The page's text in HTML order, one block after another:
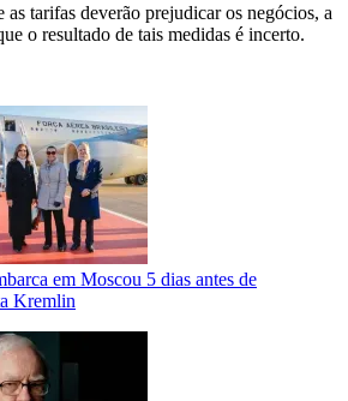
as tarifas deverão prejudicar os negócios, a
o resultado de tais medidas é incerto.
em Moscou 5 dias antes de
Kremlin